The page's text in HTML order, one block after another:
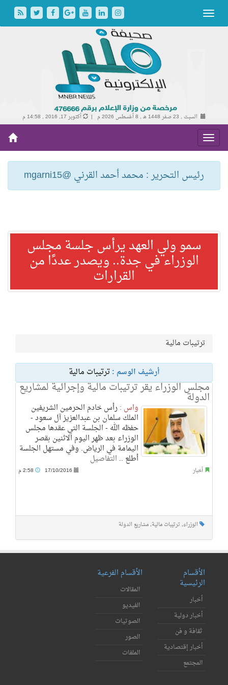
السبت , 23 صفر 1448 هـ , 8 أغسطس 2026 م | أكتوبر 17, 2016 , 14:58 م
رئيس التحرير : محمد أحمد القرني @mgarni15
سمو ولي العهد يرأس جلسة مجلس
الوزراء في جدة.. ويصدر عددًا من
القرارات
ترتيبات مالية
أرشيف الوسم :ترتيبات مالية
مجلس الوزراء يقر ترتيبات مالية وإجرائية لمشاريع
الدولة
واس :رأس خادم الحرمين الشريفين
الملك سلمان بن عبدالعزيز آل سعود -
حفظه الله - الجلسة التي عقدها مجلس
الوزراء بعد ظهر اليوم الاثنين بقصر
اليمامة في الرياض. وفي مستهل الجلسة
أطلع .. التفاصيل
أخبار 17/10/2016
الوزراء, ترتيبات مالية, مشاريع الدولة
الأقسام
الرئيسية
أخبار
أخبار دولية
ثقافة و فن
أخبار إقتصادية
المجتمع
الأقسام الفرعية
المقالات
الفيديو
الصوتيات
الصور
الملفات